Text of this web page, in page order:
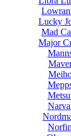
Lucky
Mad
Major
Norfin